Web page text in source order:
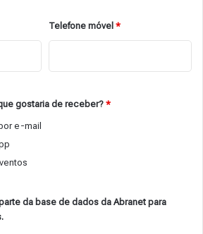
Telefone móvel*
gostaria de receber? *
e-mail
da base de dados da Abranet para